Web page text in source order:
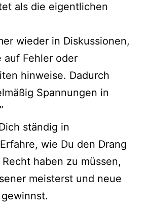
als die eigentlichen
wieder in Diskussionen,
auf Fehler oder
hinweise. Dadurch
Spannungen in
ständig in
wie Du den Drang
haben zu müssen,
meisterst und neue